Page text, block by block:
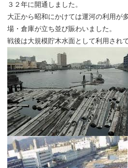
３２年に開通しました。
大正から昭和にかけては運河の利用が
場・倉庫が立ち並び賑わいました。
戦後は大規模貯木水面として利用され